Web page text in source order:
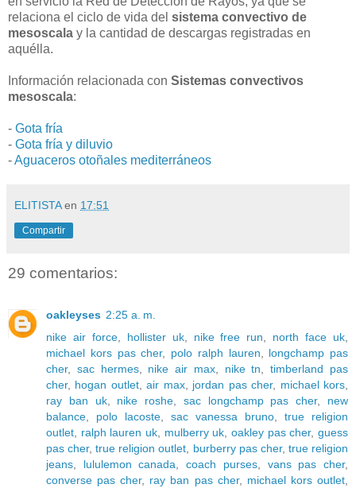
relaciona el ciclo de vida del sistema convectivo de
mesoscala y la cantidad de descargas registradas en
aquélla.
Información relacionada con Sistemas convectivos
mesoscala:
- Gota fría
- Gota fría y diluvio
-Aguaceros otoñales mediterráneos
ELITISTA en 17:51
Compartir
29 comentarios:
oakleyses 2:25 a. m.
nike air force, hollister uk, nike free run north face uk
michael kors pas cher, polo ralph lauren
longchamp pas
cher, sac hermes, nike air max, nike tn ,timberland pas
cher, hogan outlet,air max, jordan pas cher, michael kors
ray ban uk, nike roshe sac longchamp pas cher, new
balance
polo lacoste sac vanessa bruno
true religion
outlet
ralph lauren uk mulberry uk ,oakley pas cher,guess
pas cher,true religion outlet burberry pas cher, true religion
jeans
lululemon canada ,coach purses, vans pas cher,
converse pas cher, ray ban pas cher, michael kors outlet